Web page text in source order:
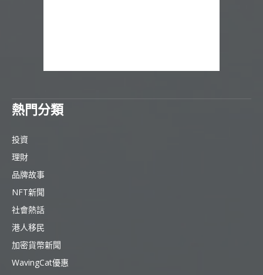
熱門分類
投資
理財
品牌故事
NFT新聞
社會熱話
港人移民
加密貨幣新聞
WavingCat優惠